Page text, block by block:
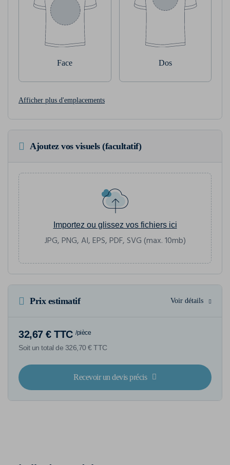
Face Dos
Afficher plus d'emplacements
Ajoutez vos visuels (facultatif)
Importez ou glissez vos fichiers ici
JPG, PNG, AI, EPS, PDF, SVG (max. 10mb)
Prix estimatif Voir détails
32,67 € TTC /pièce
Soit un total de 326,70 € TTC
Recevoir un devis précis